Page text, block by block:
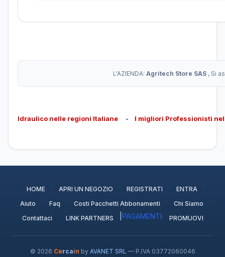
L'AZIENDA: Agritech Store SAS , Si
Idraulico nelle regioni Italiane - I migliori Professionisti
HOME · APRI UN NEGOZIO · REGISTRATI · ENTRA ·
Aiuto · Faq · Costi Pacchetti Abbonamenti · Chi Siamo ·
Contattaci · LINK PARTNERS PAGAMENTI· PROMUOVI
© 2026 Cercain by AVANET SRL — P.IVA 03772060046